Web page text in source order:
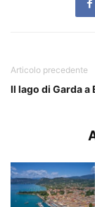
Articolo precedente
Il lago di Garda a